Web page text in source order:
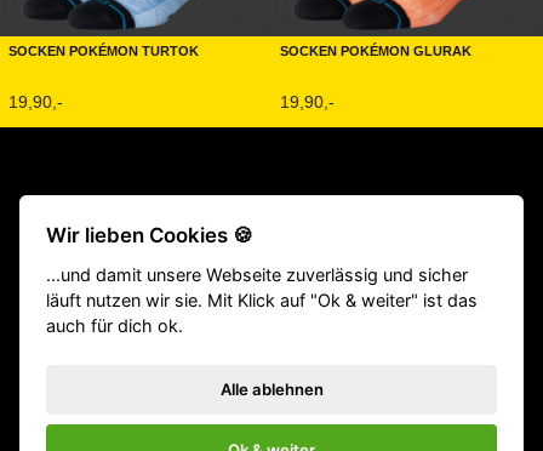
Socken Pokémon Turtok
19,90,-
Socken Pokémon Glurak
19,90,-
Fitness Geräte|Klimmzugstangen
Gewichtsweste|Homegym|Gewichthebergürtel |Springseile
|Hyrox Equipment|ATHX Equipment
VERTRAG WIDERRUFENImpressum
Rücksendung
GYM Produktkatalog (PDF)
Kontakt
Wir lieben Cookies 🍪
...und damit unsere Webseite zuverlässig und sicher
läuft nutzen wir sie. Mit Klick auf "Ok & weiter" ist das
auch für dich ok.
Alle ablehnen